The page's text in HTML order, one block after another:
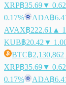
XRP฿35.69▼
0.17%
ADA฿
AVAX฿222.61 ▲
KUB฿20.42 ▼
BTC฿2,130,862
XRP฿35.69▼
0.17%
ADA฿